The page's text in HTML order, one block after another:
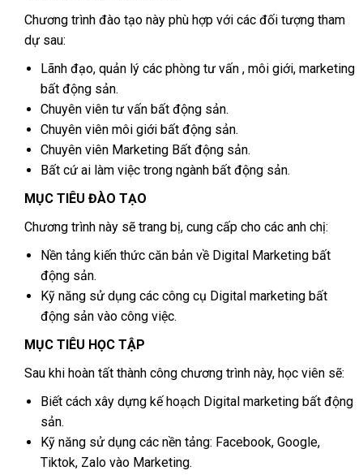
Chương trình đào tạo này phù hợp với các đối tượng tham
dự sau:
Lãnh đạo, quản lý các phòng tư vấn , môi giới, marketing
bất động sản.
Chuyên viên tư vấn bất động sản.
Chuyên viên môi giới bất động sản.
Chuyên viên Marketing Bất động sản.
Bất cứ ai làm việc trong ngành bất động sản.
MỤC TIÊU ĐÀO TẠO
Chương trình này sẽ trang bị, cung cấp cho các anh chị:
Nền tảng kiến thức căn bản về Digital Marketing bất
động sản.
Kỹ năng sử dụng các công cụ Digital marketing bất
động sản vào công việc.
MỤC TIÊU HỌC TẬP
Sau khi hoàn tất thành công chương trình này, học viên sẽ:
Biết cách xây dựng kế hoạch Digital marketing bất động
sản.
Kỹ năng sử dụng các nền tảng: Facebook, Google,
Tiktok, Zalo vào Marketing.